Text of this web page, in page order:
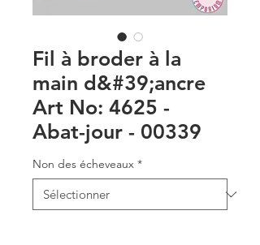
Fil à broder à la
main d&#39;ancre
Art No: 4625 -
Abat-jour - 00339
Non des écheveaux *